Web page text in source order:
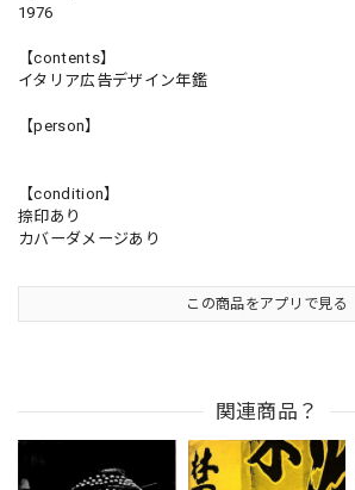
1976
【contents】
イタリア広告デザイン年鑑
【person】
【condition】
捺印あり
カバーダメージあり
この商品をアプリで見る
関連商品？